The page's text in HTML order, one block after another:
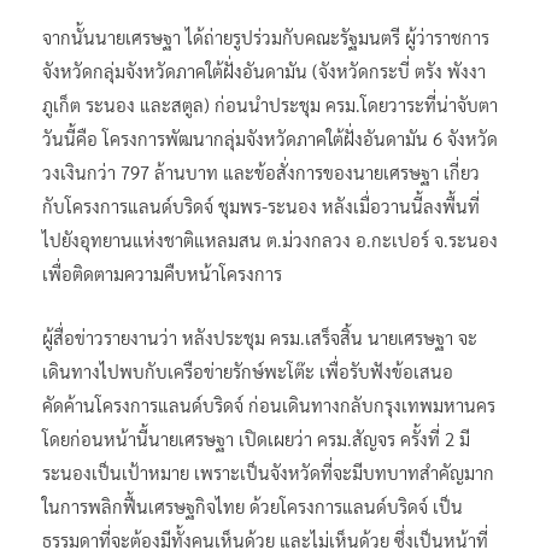
จากนั้นนายเศรษฐา ได้ถ่ายรูปร่วมกับคณะรัฐมนตรี ผู้ว่าราชการ
จังหวัดกลุ่มจังหวัดภาคใต้ฝั่งอันดามัน (จังหวัดกระบี่ ตรัง พังงา
ภูเก็ต ระนอง และสตูล) ก่อนนำประชุม ครม.โดยวาระที่น่าจับตา
วันนี้คือ โครงการพัฒนากลุ่มจังหวัดภาคใต้ฝั่งอันดามัน 6 จังหวัด
วงเงินกว่า 797 ล้านบาท และข้อสั่งการของนายเศรษฐา เกี่ยว
กับโครงการแลนด์บริดจ์ ชุมพร-ระนอง หลังเมื่อวานนี้ลงพื้นที่
ไปยังอุทยานแห่งชาติแหลมสน ต.ม่วงกลวง อ.กะเปอร์ จ.ระนอง
เพื่อติดตามความคืบหน้าโครงการ
ผู้สื่อข่าวรายงานว่า หลังประชุม ครม.เสร็จสิ้น นายเศรษฐา จะ
เดินทางไปพบกับเครือข่ายรักษ์พะโต๊ะ เพื่อรับฟังข้อเสนอ
คัดค้านโครงการแลนด์บริดจ์ ก่อนเดินทางกลับกรุงเทพมหานคร
โดยก่อนหน้านี้นายเศรษฐา เปิดเผยว่า ครม.สัญจร ครั้งที่ 2 มี
ระนองเป็นเป้าหมาย เพราะเป็นจังหวัดที่จะมีบทบาทสำคัญมาก
ในการพลิกฟื้นเศรษฐกิจไทย ด้วยโครงการแลนด์บริดจ์ เป็น
ธรรมดาที่จะต้องมีทั้งคนเห็นด้วย และไม่เห็นด้วย ซึ่งเป็นหน้าที่